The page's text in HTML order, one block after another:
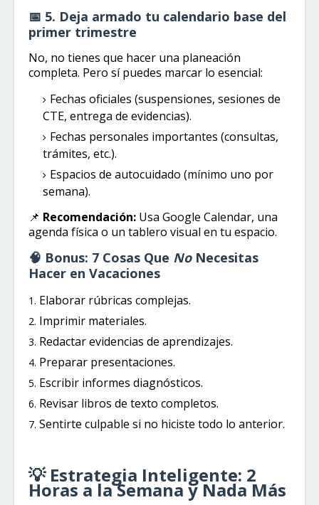
📅 5. Deja armado tu calendario base del
primer trimestre
No, no tienes que hacer una planeación
completa. Pero sí puedes marcar lo esencial:
Fechas oficiales (suspensiones, sesiones de
CTE, entrega de evidencias).
Fechas personales importantes (consultas,
trámites, etc.).
Espacios de autocuidado (mínimo uno por
semana).
📌 Recomendación: Usa Google Calendar, una
agenda física o un tablero visual en tu espacio.
🧠 Bonus: 7 Cosas Que NoNecesitas
Hacer en Vacaciones
Elaborar rúbricas complejas.
Imprimir materiales.
Redactar evidencias de aprendizajes.
Preparar presentaciones.
Escribir informes diagnósticos.
Revisar libros de texto completos.
Sentirte culpable si no hiciste todo lo anterior.
💡 Estrategia Inteligente: 2
Horas a la Semana y Nada Más